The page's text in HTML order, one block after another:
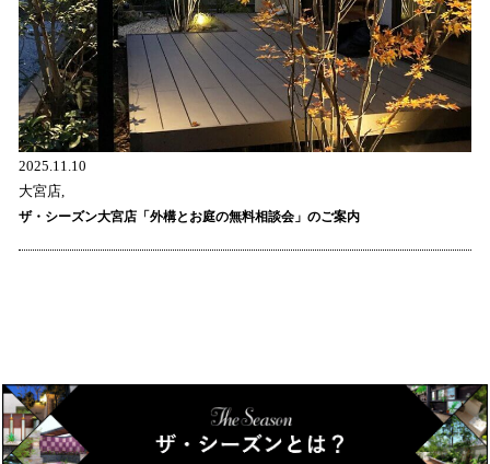
2025.11.10
大宮店,
ザ・シーズン大宮店「外構とお庭の無料相談会」のご案内